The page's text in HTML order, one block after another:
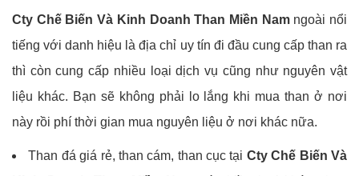
Cty Chế Biến Và Kinh Doanh Than Miền Namngoài nổi
tiếng với danh hiệu là địa chỉ uy tín đi đầu cung cấp than ra
thì còn cung cấp nhiều loại dịch vụ cũng như nguyên vật
liệu khác. Bạn sẽ không phải lo lắng khi mua than ở nơi
này rồi phí thời gian mua nguyên liệu ở nơi khác nữa.
Than đá giá rẻ, than cám, than cục tại Cty Chế Biến Và